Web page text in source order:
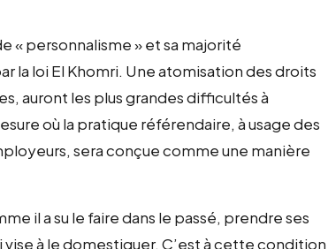
« personnalisme » et sa majorité
la loi El Khomri. Une atomisation des droits
auront les plus grandes difficultés à
où la pratique référendaire, à usage des
sera conçue comme une manière
il a su le faire dans le passé, prendre ses
à le domestiquer. C’est à cette condition